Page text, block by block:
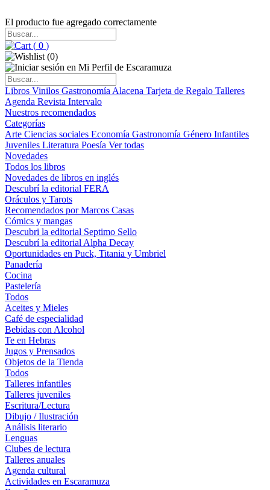
El producto fue agregado correctamente
( 0 )
(0)
Libros Vinilos Gastronomía Alacena Tarjeta de Regalo Talleres
Agenda Revista Intervalo
Nuestros recomendados
Categorías
Arte Ciencias sociales Economía Gastronomía Género Infantiles
Juveniles Literatura Poesía Ver todas
Novedades
Todos los libros
Novedades de libros en inglés
Descubrí la editorial FERA
Oráculos y Tarots
Recomendados por Marcos Casas
Cómics y mangas
Descubri la editorial Septimo Sello
Descubrí la editorial Alpha Decay
Oportunidades en Puck, Titania y Umbriel
Panadería
Cocina
Pastelería
Todos
Aceites y Mieles
Café de especialidad
Bebidas con Alcohol
Te en Hebras
Jugos y Prensados
Objetos de la Tienda
Todos
Talleres infantiles
Talleres juveniles
Escritura/Lectura
Dibujo / Ilustración
Análisis literario
Lenguas
Clubes de lectura
Talleres anuales
Agenda cultural
Actividades en Escaramuza